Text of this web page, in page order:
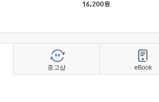
16,200원
중고샵 eBook